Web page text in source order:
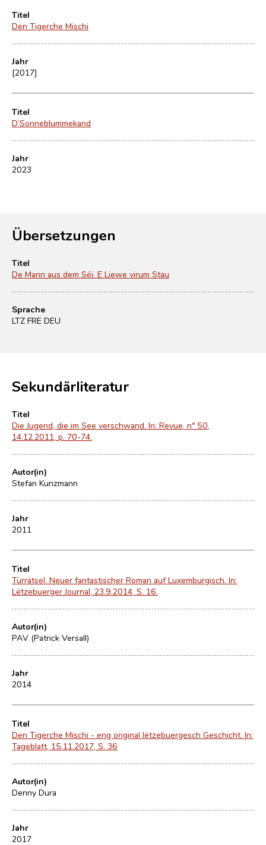
Titel
Den Tigerche Mischi
Jahr
[2017]
Titel
D’Sonneblummekand
Jahr
2023
Übersetzungen
Titel
De Mann aus dem Séi. E Liewe virum Stau
Sprache
LTZ FRE DEU
Sekundärliteratur
Titel
Die Jugend, die im See verschwand. In: Revue, nº 50,
14.12.2011, p. 70-74.
Autor(in)
Stefan Kunzmann
Jahr
2011
Titel
Türrätsel. Neuer fantastischer Roman auf Luxemburgisch. In:
Lëtzebuerger Journal, 23.9.2014, S. 16.
Autor(in)
PAV (Patrick Versall)
Jahr
2014
Titel
Den Tigerche Mischi - eng original lëtzebuergesch Geschicht. In:
Tageblatt, 15.11.2017, S. 36
Autor(in)
Denny Dura
Jahr
2017